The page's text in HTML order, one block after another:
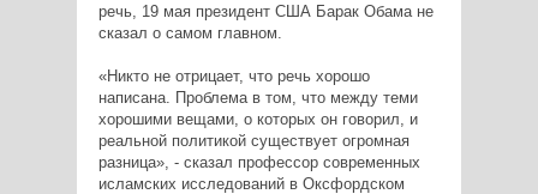
речь, 19 мая президент США Барак Обама не
сказал о самом главном.
«Никто не отрицает, что речь хорошо
написана. Проблема в том, что между теми
хорошими вещами, о которых он говорил, и
реальной политикой существует огромная
разница», - сказал профессор современных
исламских исследований в Оксфордском